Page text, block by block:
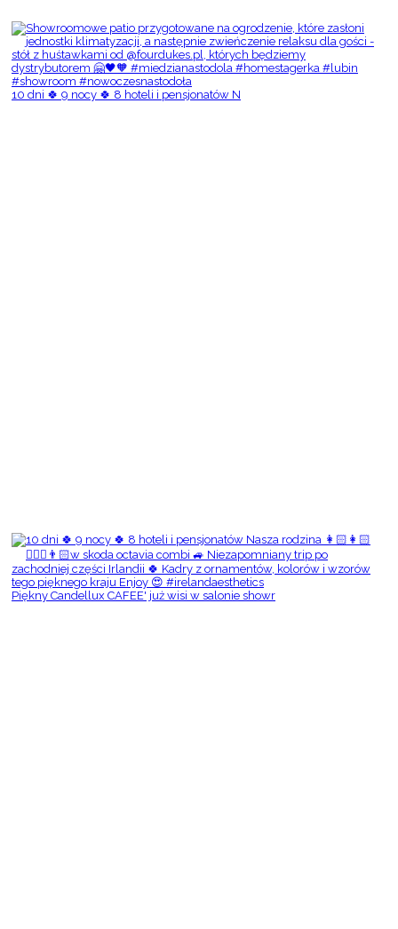
10 dni 🍀 9 nocy 🍀 8 hoteli i pensjonatów N
Piękny Candellux CAFEE' już wisi w salonie showr